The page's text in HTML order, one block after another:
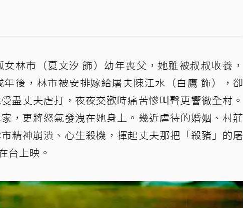
女林市（夏文汐 飾）幼年喪父，她雖被叔叔收養，
後，林市被安排嫁給屠夫陳江水（白鷹 飾），卻
盡丈夫虐打，夜夜交歡時痛苦慘叫聲更響徹全村。
，更將怒氣發洩在她身上。幾近虐待的婚姻、村莊
精神崩潰、心生殺機，揮起丈夫那把「殺豬」的屠
台上映。